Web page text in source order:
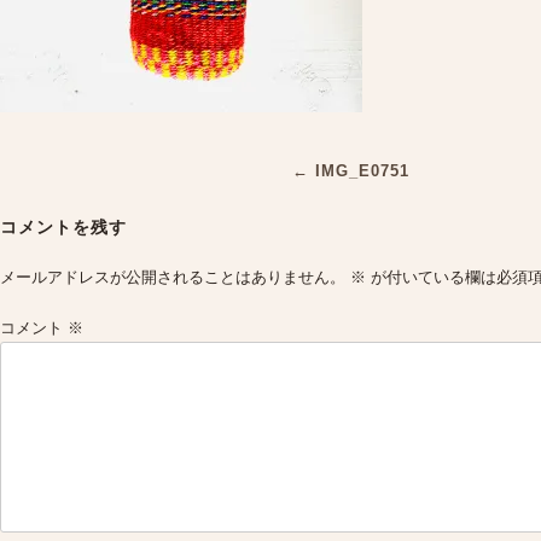
← IMG_E0751
コメントを残す
メールアドレスが公開されることはありません。 ※ が付いている欄は必須
コメント ※